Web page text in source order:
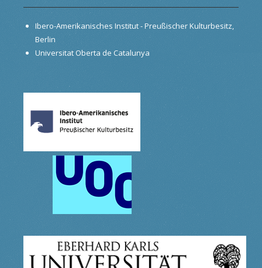
Ibero-Amerikanisches Institut - Preußischer Kulturbesitz,
Berlin
Universitat Oberta de Catalunya